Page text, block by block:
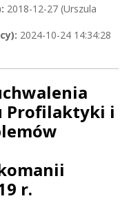
2018-12-27 (Urszula
2024-10-24 14:34:28
Profilaktyki i
r.